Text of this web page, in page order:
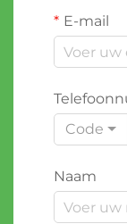
E-mail
Code
Naam